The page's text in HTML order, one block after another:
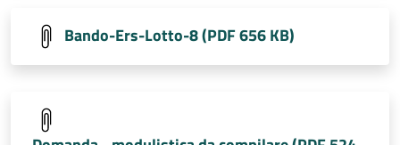
Bando-Ers-Lotto-8 (PDF 656 KB)